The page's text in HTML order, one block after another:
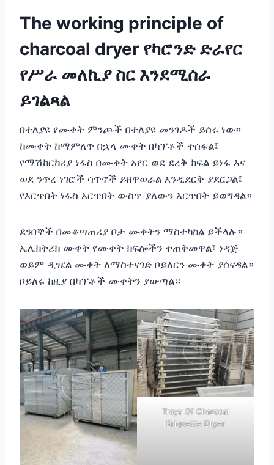
The working principle of
charcoal dryer የካሮንድ ድራየር
የሥራ መለኪያ ስር እንደሚሰራ
ይገልጻል
በተለያዩ የሙቀት ምንጮች በተለያዩ መንገዶች ይሰሩ ነው፡፡
ከሙቀት ከማምለጥ በኋላ ሙቀት በካፕቶች ተሰፋል፤
የማሽከርከሪያ ነፋስ በሙቀት አየር ወደ ደረቅ ክፍል ይነፋ እና
ወደ ንጥረ ነገሮች ሳጥኖች ይዘዋወራል እንዲደርቅ ያደርጋል፤
የእርጥበት ነፋስ እርጥበት ውስጥ ያለውን እርጥበት ይወግዳል።
ደንበኞች በመቆጣጠሪያ ቦታ ሙቀትን ማስተካከል ይችላሉ።
ኤሌክትሪክ ሙቀት የሙቀት ክፍሎችን ተጠቅመዋል፤ ነዳጅ
ወይም ዲዤል ሙቀት ለማስተናገድ ቦይለርን ሙቀት ያሰናዳል።
ቦይለሩ ከዚያ በካፕቶች ሙቀትን ያውጣል።
Trays Of Charcoal
Briquette Dryer